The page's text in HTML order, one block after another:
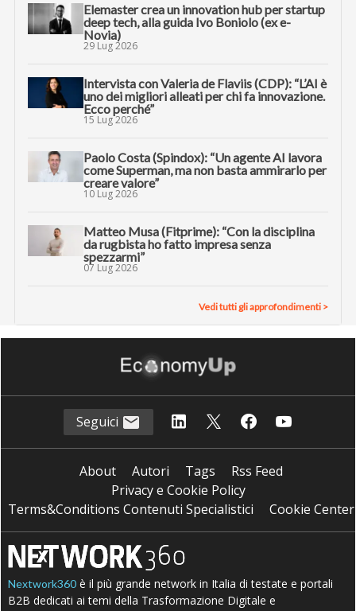
Elemaster crea un innovation hub per startup
deep tech, alla guida Ivo Boniolo (ex e-
Novia)
29 Lug 2026
Intervista con Valeria de Flaviis (CDP): “L’AI è
uno dei migliori alleati per chi fa innovazione.
Ecco perché”
15 Lug 2026
Paolo Costa (Spindox): “Un agente AI lavora
come Superman, ma non basta ammirarlo per
creare valore”
10 Lug 2026
Matteo Musa (Fitprime): “Con la disciplina
da rugbista ho fatto impresa senza
spezzarmi”
07 Lug 2026
Vedi tutti gli approfondimenti >
Seguici
About Autori Tags
Rss Feed
Privacy e Cookie Policy
Terms&Conditions Contenuti Specialistici
Cookie Center
Nextwork360 è il più grande network in Italia di testate e portali
B2B dedicati ai temi della Trasformazione Digitale e